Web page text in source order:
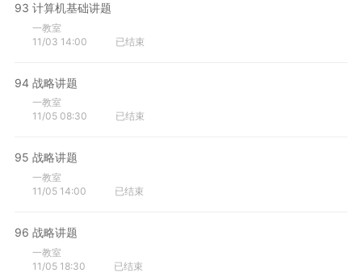
93 计算机基础讲题
一教室
11/03 14:00
已结束
94 战略讲题
一教室
11/05 08:30
已结束
95 战略讲题
一教室
11/05 14:00
已结束
96 战略讲题
一教室
11/05 18:30
已结束